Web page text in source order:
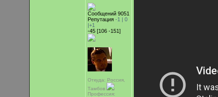
Сообщений 9051
Репутация -1 | 0
|+1
-45 [106 -151]
Откуда: Россия,
Тамбов
Профессия: